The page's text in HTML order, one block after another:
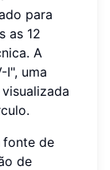
para
as 12
A
I", uma
fonte de
de